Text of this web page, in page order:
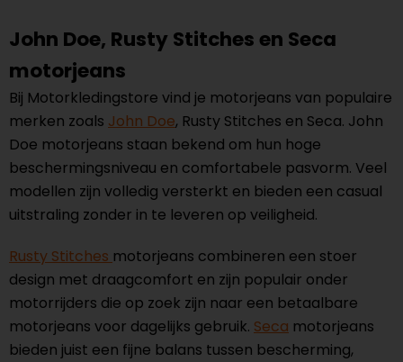
John Doe, Rusty Stitches en Seca
motorjeans
Bij Motorkledingstore vind je motorjeans van populaire
merken zoals John Doe, Rusty Stitches en Seca. John
Doe motorjeans staan bekend om hun hoge
beschermingsniveau en comfortabele pasvorm. Veel
modellen zijn volledig versterkt en bieden een casual
uitstraling zonder in te leveren op veiligheid.
Rusty Stitches motorjeans combineren een stoer
design met draagcomfort en zijn populair onder
motorrijders die op zoek zijn naar een betaalbare
motorjeans voor dagelijks gebruik. Seca motorjeans
bieden juist een fijne balans tussen bescherming,